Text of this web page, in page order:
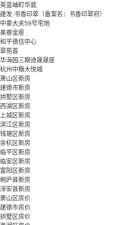
英蓝岫町华庭
建发·书香印翠（备案名：书香印翠府）
中豪大关59号宅地
美睿金座
和平德信中心
翠苑荟
华海园三期迪晟晟座
杭州中粮大悦城
萧山区新房
建德市新房
拱墅区新房
西湖区新房
上城区新房
滨江区新房
钱塘区新房
余杭区新房
临平区新房
临安区新房
富阳区新房
桐庐县新房
淳安县新房
萧山区房价
建德市房价
拱墅区房价